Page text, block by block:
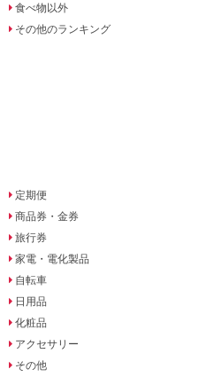
食べ物以外
その他のランキング
定期便
商品券・金券
旅行券
家電・電化製品
自転車
日用品
化粧品
アクセサリー
その他